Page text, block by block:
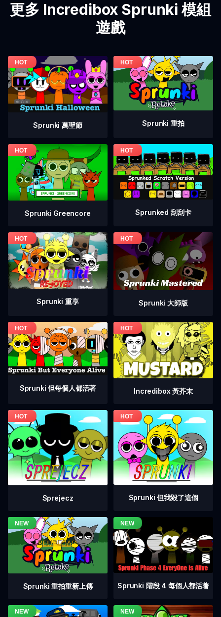
更多 Incredibox Sprunki 模組
遊戲
Sprunki 萬聖節 Sprunki 重拍
Sprunki Greencore Sprunked 刮刮卡
Sprunki 重享 Sprunki 大師版
Sprunki 但每個人都活著 Incredibox 黃芥末
Sprejecz Sprunki 但我毀了這個
Sprunki 重拍重新上傳 Sprunki 階段 4 每個人都活著